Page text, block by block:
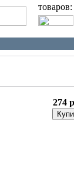
товаров:
274